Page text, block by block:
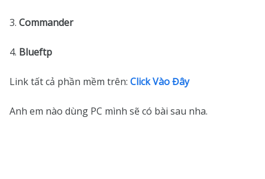
3. Commander
4. Blueftp
Link tất cả phần mềm trên: Click Vào Đây
Anh em nào dùng PC mình sẽ có bài sau nha.